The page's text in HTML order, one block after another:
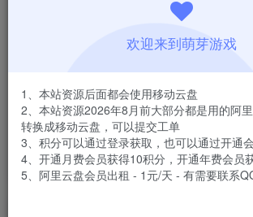
￥1
免费
安装包大小
游戏本体大小
欢迎来到萌芽游戏
1、本站资源后面都会使用移动云盘
2、本站资源2026年8月前大部分都是用的阿
转换成移动云盘，可以提交工单
3、积分可以通过登录获取，也可以通过开通
4、开通月费会员获得10积分，开通年费会员
5、阿里云盘会员出租 - 1元/天 - 有需要联系